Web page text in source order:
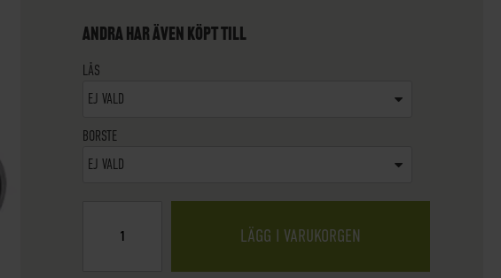
ANDRA HAR ÄVEN KÖPT TILL
LÅS
EJ VALD
BORSTE
EJ VALD
LÄGG I VARUKORGEN